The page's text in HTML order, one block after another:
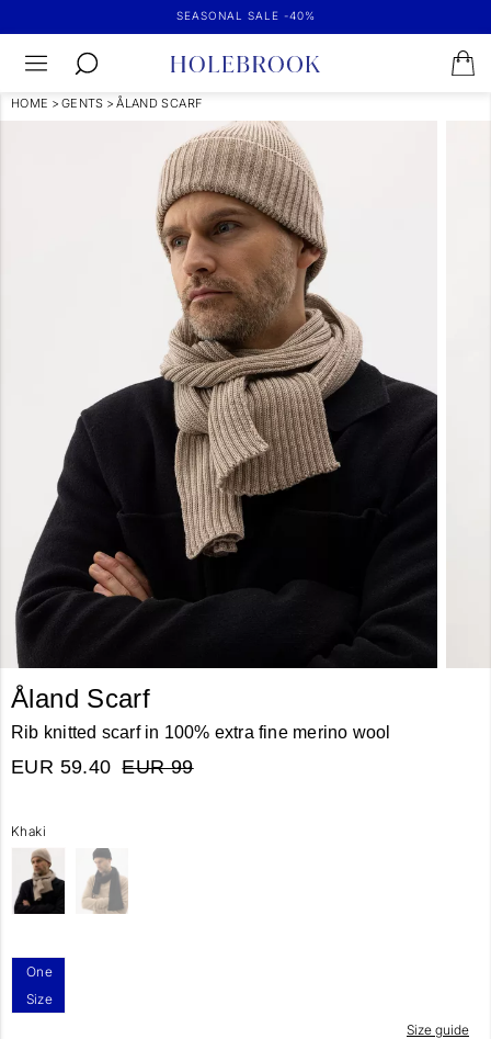
SEASONAL SALE -40%
HOME > GENTS > ÅLAND SCARF
Åland Scarf
Rib knitted scarf in 100% extra fine merino wool
EUR 59.40 EUR 99
Khaki
One
Size
Size guide